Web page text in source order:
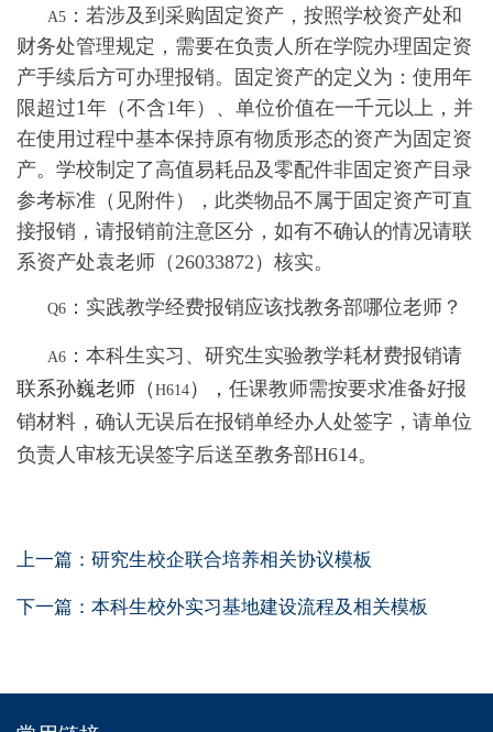
A5 ： 若涉及到采购固定资产，按照学校资产处和
财务处管理规定，需要在负责人所在学院办理固定资
产手续后方可办理报销。固定资产的定义为：使用年
限超过1 年（不含1年）、单位价值在一千元以上，并
在使用过程中基本保持原有物质形态的资产为固定资
产。学校制定了高值易耗品及零配件非固定资产目录
参考标准（见附件），此类物品不属于固定资产可直
接报销，请报销前注意区分，如有不确认的情况请联
系资产处袁老师（ 26033872 ）核实。
Q6 ：实践教学经费报销应该找教务部哪位老师？
A6 ： 本科生实习、研究生实验教学耗材费报销请
联系孙巍老师（ H614 ）， 任课教师需按要求准备好报
销材料， 确认无误后在报销单经办人处签字，请单位
负责人审核无误签字后送至教务部H614。
上一篇： 研究生校企联合培养相关协议模板
下一篇： 本科生校外实习基地建设流程及相关模板